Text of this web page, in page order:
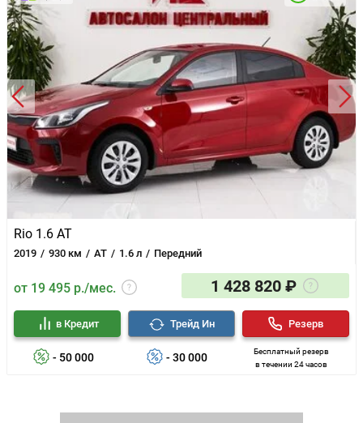
Rio 1.6 AT
2019 930 км AT 1.6 л Передний
от 19 495 р./мес. 1 428 820 ₽
- 50 000
в Кредит
- 30 000
Трейд Ин
Бесплатный резерв
в течении 24 часов
Резерв